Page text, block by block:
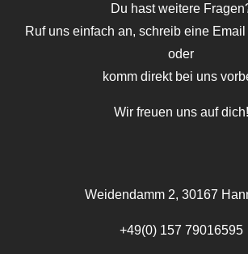
Du hast weitere
Ruf uns einfach an, schreib eine
oder
komm direkt bei uns
Wir freuen uns auf dich!
Weidendamm 2, 30167
+49(0) 157 79016595